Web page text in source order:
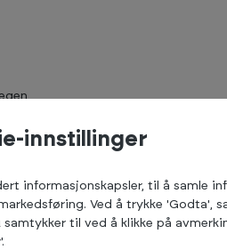
innstillinger
informasjonskapsler, til å samle
Ved å trykke 'Godta',
til ved å klikke på